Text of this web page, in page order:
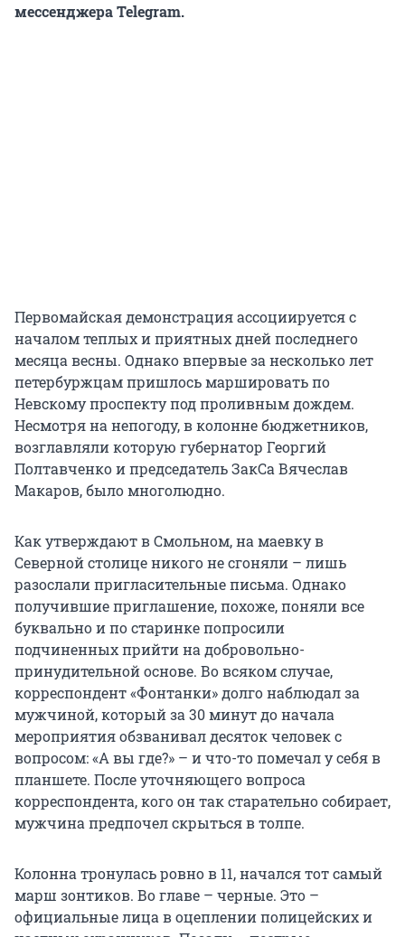
мессенджера Telegram.
Первомайская демонстрация ассоциируется с
началом теплых и приятных дней последнего
месяца весны. Однако впервые за несколько лет
петербуржцам пришлось маршировать по
Невскому проспекту под проливным дождем.
Несмотря на непогоду, в колонне бюджетников,
возглавляли которую губернатор Георгий
Полтавченко и председатель ЗакСа Вячеслав
Макаров, было многолюдно.
Как утверждают в Смольном, на маевку в
Северной столице никого не сгоняли – лишь
разослали пригласительные письма. Однако
получившие приглашение, похоже, поняли все
буквально и по старинке попросили
подчиненных прийти на добровольно-
принудительной основе. Во всяком случае,
корреспондент «Фонтанки» долго наблюдал за
мужчиной, который за 30 минут до начала
мероприятия обзванивал десяток человек с
вопросом: «А вы где?» – и что-то помечал у себя в
планшете. После уточняющего вопроса
корреспондента, кого он так старательно собирает,
мужчина предпочел скрыться в толпе.
Колонна тронулась ровно в 11, начался тот самый
марш зонтиков. Во главе – черные. Это –
официальные лица в оцеплении полицейских и